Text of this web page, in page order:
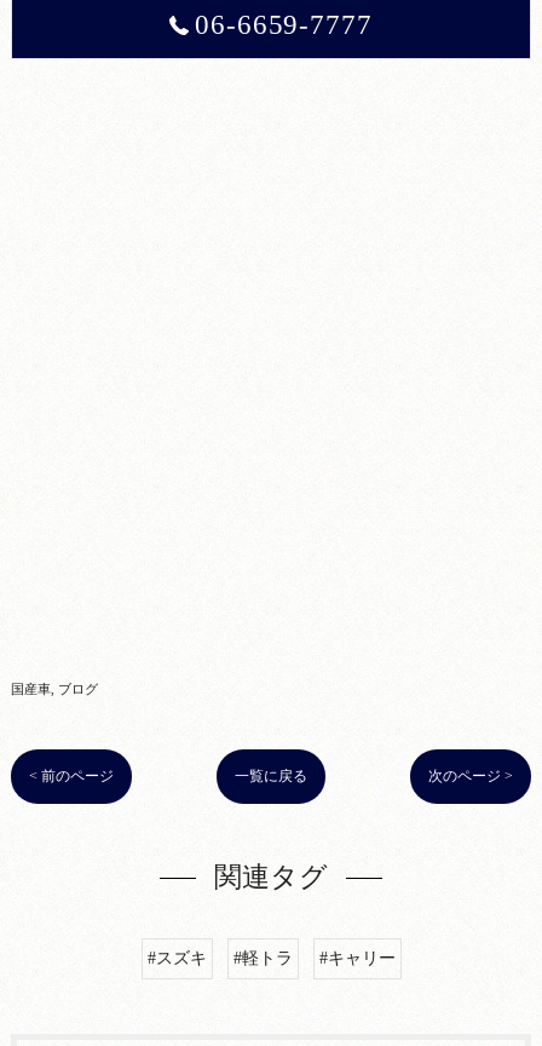
06-6659-7777
国産車 ブログ
< 前のページ 一覧に戻る 次のページ >
関連タグ
#スズキ #軽トラ #キャリー